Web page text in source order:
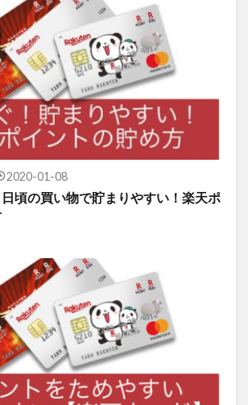
2020-01-08
日頃の買い物で貯まりやすい！楽天ポ